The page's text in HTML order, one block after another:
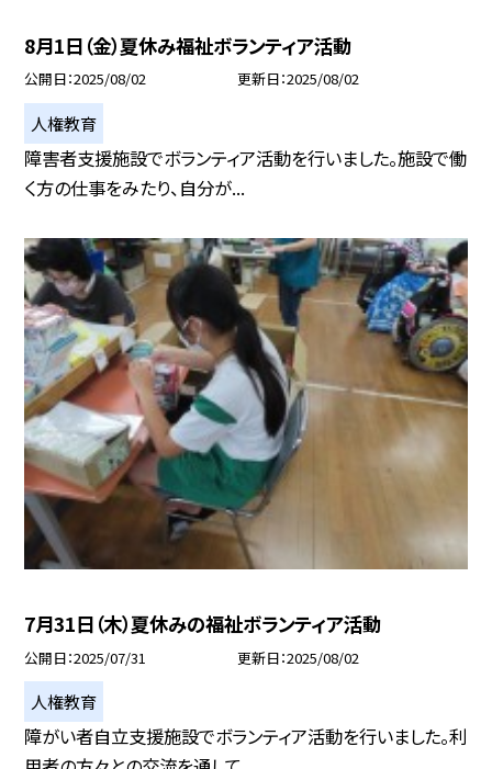
8月1日（金）夏休み福祉ボランティア活動
公開日 2025/08/02 更新日 2025/08/02
人権教育
障害者支援施設でボランティア活動を行いました。施設で働
く方の仕事をみたり、自分が...
7月31日（木）夏休みの福祉ボランティア活動
公開日 2025/07/31 更新日 2025/08/02
人権教育
障がい者自立支援施設でボランティア活動を行いました。利